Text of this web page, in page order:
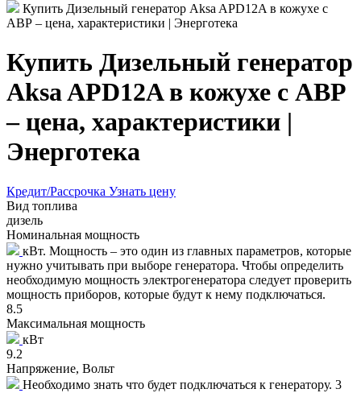
Купить Дизельный генератор Aksa APD12A в кожухе с
АВР – цена, характеристики | Энерготека
Купить Дизельный генератор
Aksa APD12A в кожухе с АВР
– цена, характеристики |
Энерготека
Кредит/Рассрочка Узнать цену
Вид топлива
дизель
Номинальная мощность
кВт. Мощность – это один из главных параметров, которые
нужно учитывать при выборе генератора. Чтобы определить
необходимую мощность электрогенератора следует проверить
мощность приборов, которые будут к нему подключаться.
8.5
Максимальная мощность
кВт
9.2
Напряжение, Вольт
Необходимо знать что будет подключаться к генератору. 3